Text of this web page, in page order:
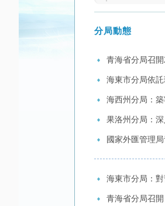
分局動態
青海省分局召
海東市分局依
海西州分局：
果洛州分局：
國家外匯管理
海東市分局：
青海省分局召